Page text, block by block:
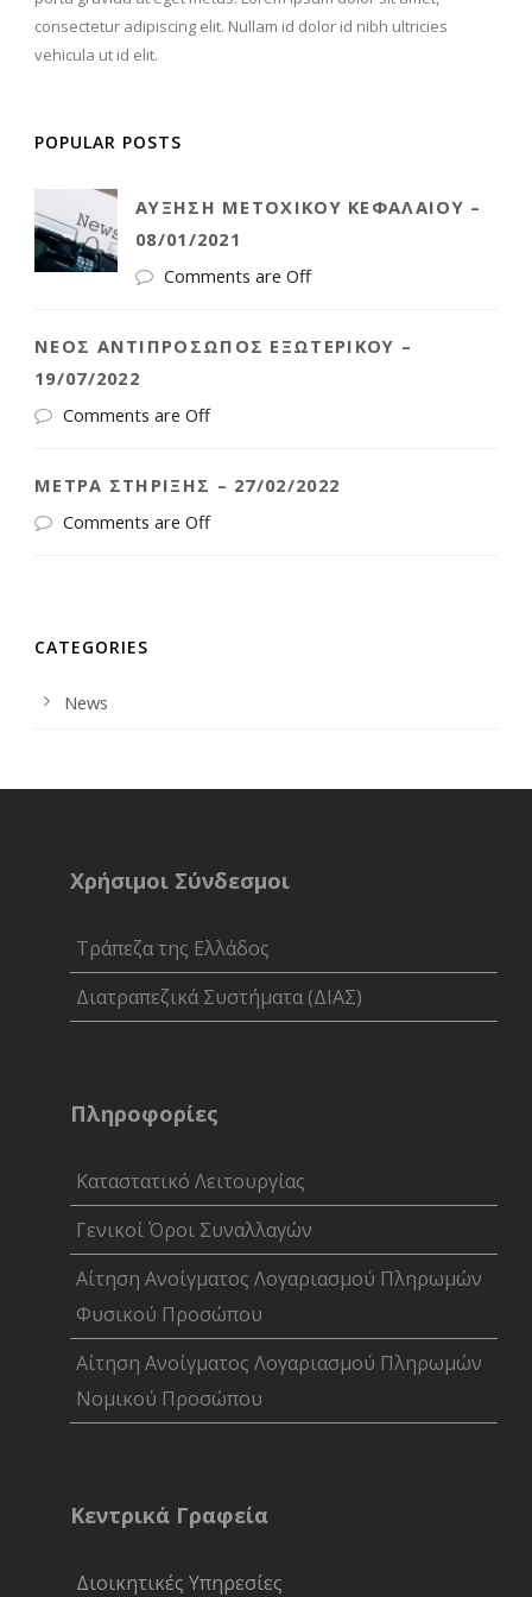
consectetur adipiscing elit. Nullam id dolor id nibh ultricies
vehicula ut id elit.
POPULAR POSTS
ΑΎΞΗΣΗ ΜΕΤΟΧΙΚΟΎ ΚΕΦΑΛΑΊΟΥ –
08/01/2021
Comments are Off
ΝΈΟΣ ΑΝΤΙΠΡΌΣΩΠΟΣ ΕΞΩΤΕΡΙΚΟΎ –
19/07/2022
Comments are Off
ΜΈΤΡΑ ΣΤΉΡΙΞΗΣ – 27/02/2022
Comments are Off
CATEGORIES
News
Χρήσιμοι Σύνδεσμοι
Τράπεζα της Ελλάδος
Διατραπεζικά Συστήματα (ΔΙΑΣ)
Πληροφορίες
Καταστατικό Λειτουργίας
Γενικοί Όροι Συναλλαγών
Αίτηση Ανοίγματος Λογαριασμού Πληρωμών
Φυσικού Προσώπου
Αίτηση Ανοίγματος Λογαριασμού Πληρωμών
Νομικού Προσώπου
Κεντρικά Γραφεία
Διοικητικές Υπηρεσίες